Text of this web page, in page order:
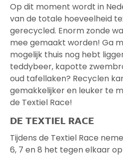
Op dit moment wordt in
van de totale hoeveelheid
gerecycled. Enorm zonde
mee gemaakt worden! Ga
mogelijk thuis nog hebt
teddybeer, kapotte
oud tafellaken? Recyclen
gemakkelijker en leuker te
de Textiel Race!
DE TEXTIEL RACE
Tijdens de Textiel Race
6, 7 en 8 het tegen elkaar